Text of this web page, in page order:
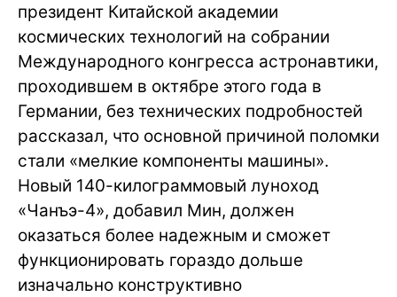
президент Китайской академии
космических технологий на собрании
Международного конгресса астронавтики,
проходившем в октябре этого года в
Германии, без технических подробностей
рассказал, что основной причиной поломки
стали «мелкие компоненты машины».
Новый 140-килограммовый луноход
«Чанъэ-4», добавил Мин, должен
оказаться более надежным и сможет
функционировать гораздо дольше
изначально конструктивно